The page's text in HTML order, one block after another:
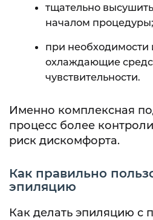
тщательно
началом процедуры;
при необходимости
охлаждающие
чувствительности.
Именно комплексная
процесс более
риск дискомфорта.
Как правильно
эпиляцию
Как делать эпиляцию с